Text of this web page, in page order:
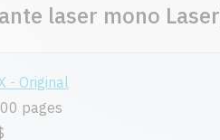
laser mono
- Original
pages